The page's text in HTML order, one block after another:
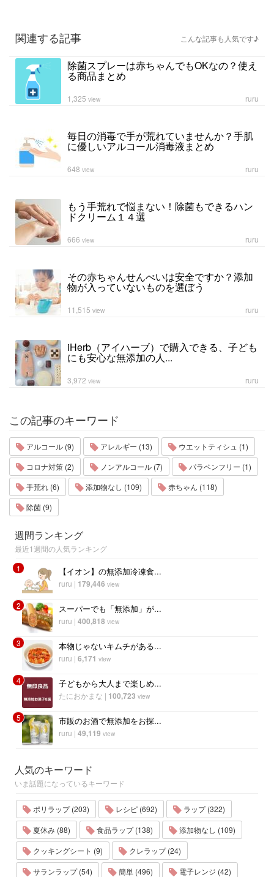
関連する記事 こんな記事も人気です♪
除菌スプレーは赤ちゃんでもOKなの？使え
る商品まとめ
ruru
1,325 view
毎日の消毒で手が荒れていませんか？手肌
に優しいアルコール消毒液まとめ
ruru
648 view
もう手荒れで悩まない！除菌もできるハン
ドクリーム１４選
ruru
666 view
その赤ちゃんせんべいは安全ですか？添加
物が入っていないものを選ぼう
ruru
11,515 view
iHerb（アイハーブ）で購入できる、子ども
にも安心な無添加の人...
ruru
3,972 view
この記事のキーワード
アルコール (9) アレルギー (13)
ウエットティシュ (1)
コロナ対策 (2)
ノンアルコール (7)
パラベンフリー (1)
手荒れ (6)
添加物なし (109)
赤ちゃん (118)
除菌 (9)
週間ランキング
最近1週間の人気ランキング
1
【イオン】の無添加冷凍食...
ruru | 179,446 view
2 スーパーでも「無添加」が...
ruru | 400,818 view
3 本物じゃないキムチがある...
ruru | 6,171 view
4 子どもから大人まで楽しめ...
たにおかまな | 100,723 view
5 市販のお酒で無添加をお探...
ruru | 49,119 view
人気のキーワード
いま話題になっているキーワード
ポリラップ (203) レシピ (692)
ラップ (322)
夏休み (88)
食品ラップ (138)
添加物なし (109)
クッキングシート (9)
クレラップ (24)
サランラップ (54)
簡単 (496) 電子レンジ (42)